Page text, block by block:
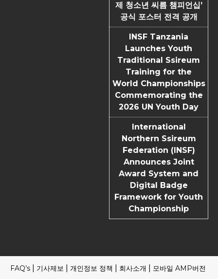
제 청소년 씨름 챔피언십’
공식 포스터 전격 공개
INSF Tanzania
Launches Youth
Traditional Ssireum
Training for the
World Championships
Commemorating the
2026 UN Youth Day
International
Northern Ssireum
Federation (INSF)
Announces Joint
Award System and
Digital Badge
Framework for Youth
Championship
FAQ’s 기사제보 개인정보 정책 회사소개 모바일 AMP버전